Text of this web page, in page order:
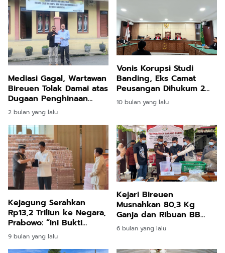
Mediasi Gagal, Wartawan
Bireuen Tolak Damai atas
Dugaan Penghinaan
Keluarga di Facebook
2 bulan yang lalu
Vonis Korupsi Studi
Banding, Eks Camat
Peusangan Dihukum 2
Tahun 10 Bulan Penjara
10 bulan yang lalu
Kejagung Serahkan
Rp13,2 Triliun ke Negara,
Prabowo: “Ini Bukti
Hukum Bisa Tegak dan
Uang Rakyat Kembali
9 bulan yang lalu
Kejari Bireuen
Musnahkan 80,3 Kg
Ganja dan Ribuan BB
Sitaan Tindak Pidana
Umum
6 bulan yang lalu